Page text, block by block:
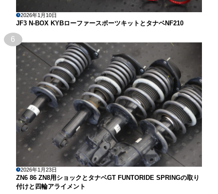
2026年1月10日
JF3 N-BOX KYBローファースポーツキットとタナベNF210
6
2026年1月23日
ZN6 86 ZN8用ショックとタナベGT FUNTORIDE SPRINGの取り
付けと四輪アライメント